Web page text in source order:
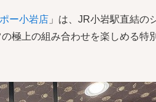
ー小岩店 」は、JR小岩駅直結の
極上の組み合わせを楽しめる特